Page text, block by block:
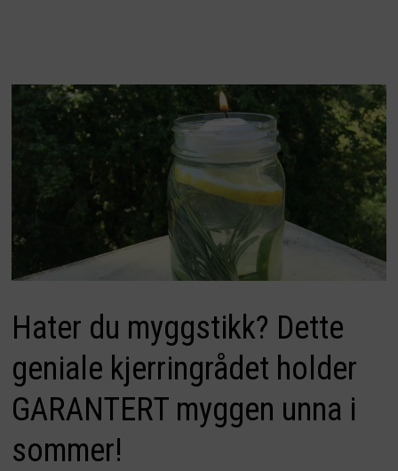
Hater du myggstikk? Dette
geniale kjerringrådet holder
GARANTERT myggen unna i
sommer!